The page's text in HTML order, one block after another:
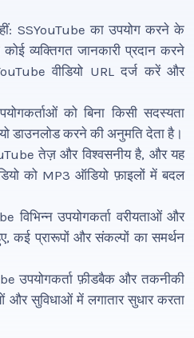
SSYouTube का उपयोग करने के
व्यक्तिगत जानकारी प्रदान करने
वीडियो URL दर्ज करें और
को बिना किसी सदस्यता
डाउनलोड करने की अनुमति देता है।
तेज़ और विश्वसनीय है, और यह
को MP3 ऑडियो फ़ाइलों में बदल
विभिन्न उपयोगकर्ता वरीयताओं और
कई प्रारूपों और संकल्पों का समर्थन
उपयोगकर्ता फ़ीडबैक और तकनीकी
और सुविधाओं में लगातार सुधार करता